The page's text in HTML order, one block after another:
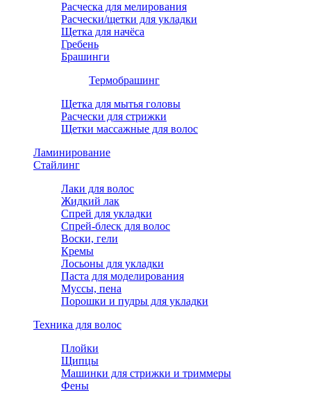
Расческа для мелирования
Расчески/щетки для укладки
Щетка для начёса
Гребень
Брашинги
Термобрашинг
Щетка для мытья головы
Расчески для стрижки
Щетки массажные для волос
Ламинирование
Стайлинг
Лаки для волос
Жидкий лак
Спрей для укладки
Спрей-блеск для волос
Воски, гели
Кремы
Лосьоны для укладки
Паста для моделирования
Муссы, пена
Порошки и пудры для укладки
Техника для волос
Плойки
Щипцы
Машинки для стрижки и триммеры
Фены